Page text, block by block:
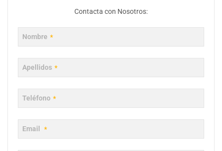
Contacta con Nosotros:
Nombre *
Apellidos *
Teléfono *
Email *